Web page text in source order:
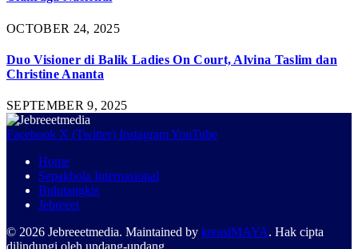
OCTOBER 24, 2025
Duo Visioner di Balik Ladies On Court, Alvina Taslim dan
Christine Ananta
SEPTEMBER 9, 2025
Facebook X (Twitter) InstagramYouTube
Home
Sepakbola Internasional
Bulutangkis
Jebreeet
© 2026 Jebreeetmedia. Maintained by kreasiMAYA. Hak cipta